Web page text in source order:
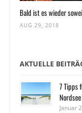
Bald ist es wieder
AUG 29, 2018
AKTUELLE
7 Tipps
Nordsee
Januar